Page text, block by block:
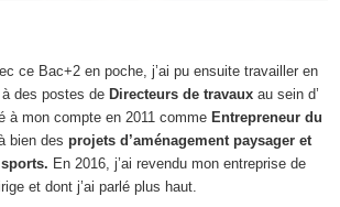
ce Bac+2 en poche, j’ai pu ensuite travailler en
à des postes deDirecteurs de travaux au sein d’
à mon compte en 2011 commeEntrepreneur du
bien desprojets d’aménagement paysager et
En 2016, j’ai revendu mon entreprise de
et dont j’ai parlé plus haut.